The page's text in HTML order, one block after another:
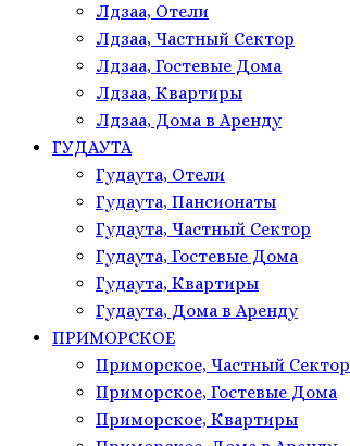
Лдзаа, Отели
Лдзаа, Частный Сектор
Лдзаа, Гостевые Дома
Лдзаа, Квартиры
Лдзаа, Дома в Аренду
ГУДАУТА
Гудаута, Отели
Гудаута, Пансионаты
Гудаута, Частный Сектор
Гудаута, Гостевые Дома
Гудаута, Квартиры
Гудаута, Дома в Аренду
ПРИМОРСКОЕ
Приморское, Частный Сектор
Приморское, Гостевые Дома
Приморское, Квартиры